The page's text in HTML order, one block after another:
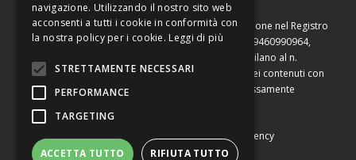
Capitale sociale di Euro 10.000,00 – Numero di iscrizione nel Registro
delle Imprese di Milano, partita Iva e codice fiscale 09460990964,
iscritta al Repertorio Economico Amministrativo di Milano al n.
2091710. È vietata la riproduzione, anche parziale, dei contenuti con
qualsiasi mezzo, compresa la stampa, se non espressamente
Copyright © Converting srl | Privacy Policy|Web Agency
navigazione. Utilizzando il nostro sito web
acconsenti a tutti i cookie in conformità con
la nostra policy per i cookie. Leggi di più
STRETTAMENTE NECESSARI
PERFORMANCE
TARGETING
ACCETTA TUTTO RIFIUTA TUTTO